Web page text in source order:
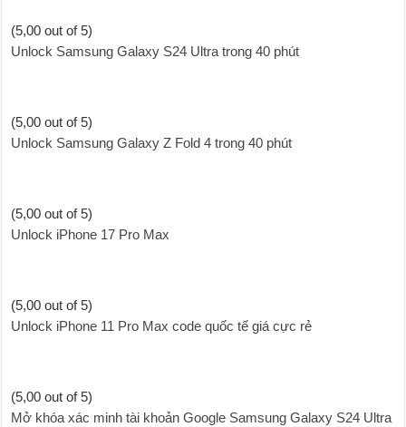
(5,00 out of 5)
Unlock Samsung Galaxy S24 Ultra trong 40 phút
(5,00 out of 5)
Unlock Samsung Galaxy Z Fold 4 trong 40 phút
(5,00 out of 5)
Unlock iPhone 17 Pro Max
(5,00 out of 5)
Unlock iPhone 11 Pro Max code quốc tế giá cực rẻ
(5,00 out of 5)
Mở khóa xác minh tài khoản Google Samsung Galaxy S24 Ultra